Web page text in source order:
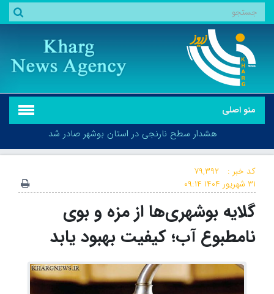
منو اصلی
هشدار سطح نارنجی در استان بوشهر صادر شد
هشدار سطح نارنجی در استان بوشهر صادر شد
کد خبر :
۷۹,۳۹۲
۳۱ شهریور ۱۴۰۴
۰۹:۱۴
گلایه بوشهری‌ها از مزه و بوی
نامطبوع آب؛ کیفیت بهبود یابد